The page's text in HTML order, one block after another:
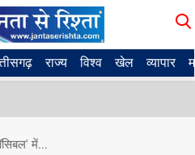
राज्य विश्व खेल व्यापार
में...